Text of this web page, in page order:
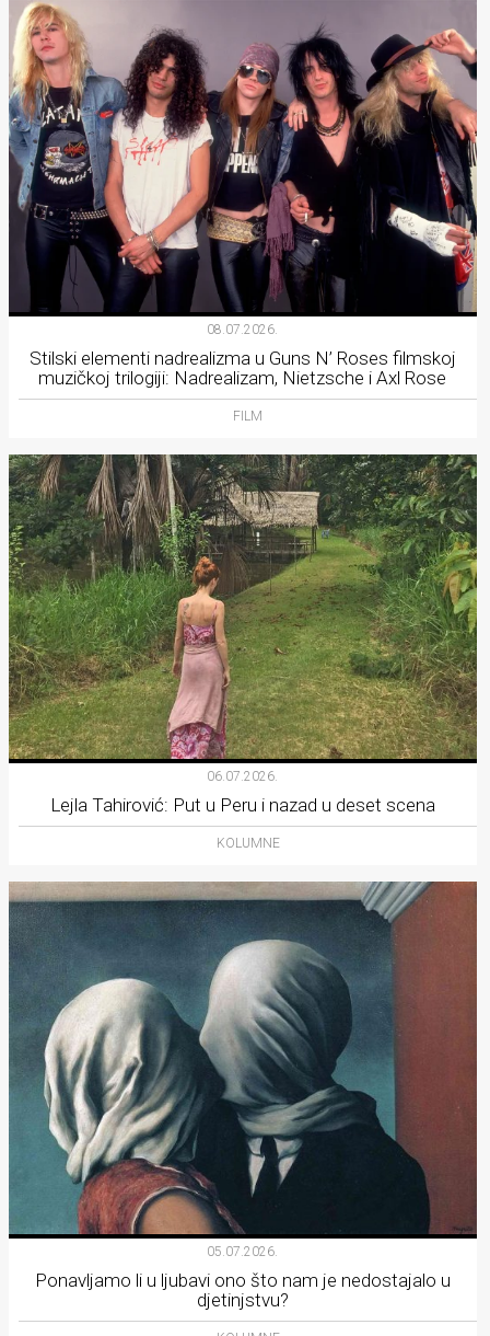
08.07.2026.
Stilski elementi nadrealizma u Guns N’ Roses filmskoj
muzičkoj trilogiji: Nadrealizam, Nietzsche i Axl Rose
FILM
06.07.2026.
Lejla Tahirović: Put u Peru i nazad u deset scena
KOLUMNE
05.07.2026.
Ponavljamo li u ljubavi ono što nam je nedostajalo u
djetinjstvu?